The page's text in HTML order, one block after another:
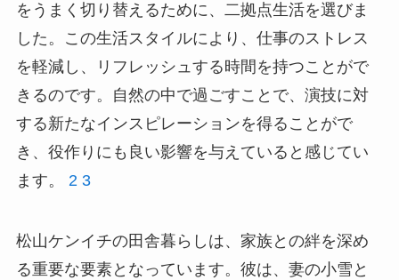
をうまく切り替えるために、二拠点生活を選びま
した。この生活スタイルにより、仕事のストレス
を軽減し、リフレッシュする時間を持つことがで
きるのです。自然の中で過ごすことで、演技に対
する新たなインスピレーションを得ることがで
き、役作りにも良い影響を与えていると感じてい
ます。 2 3
松山ケンイチの田舎暮らしは、家族との絆を深め
る重要な要素となっています。彼は、妻の小雪と